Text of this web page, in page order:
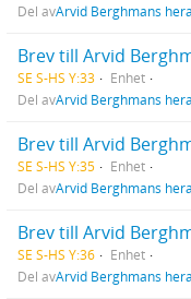
Del avArvid Berghmans
Brev till Arvid
SE S-HS Y:33
Enhet
Del avArvid Berghmans
Brev till Arvid
SE S-HS Y:35
Enhet
Del avArvid Berghmans
Brev till Arvid
SE S-HS Y:36
Enhet
Del avArvid Berghmans